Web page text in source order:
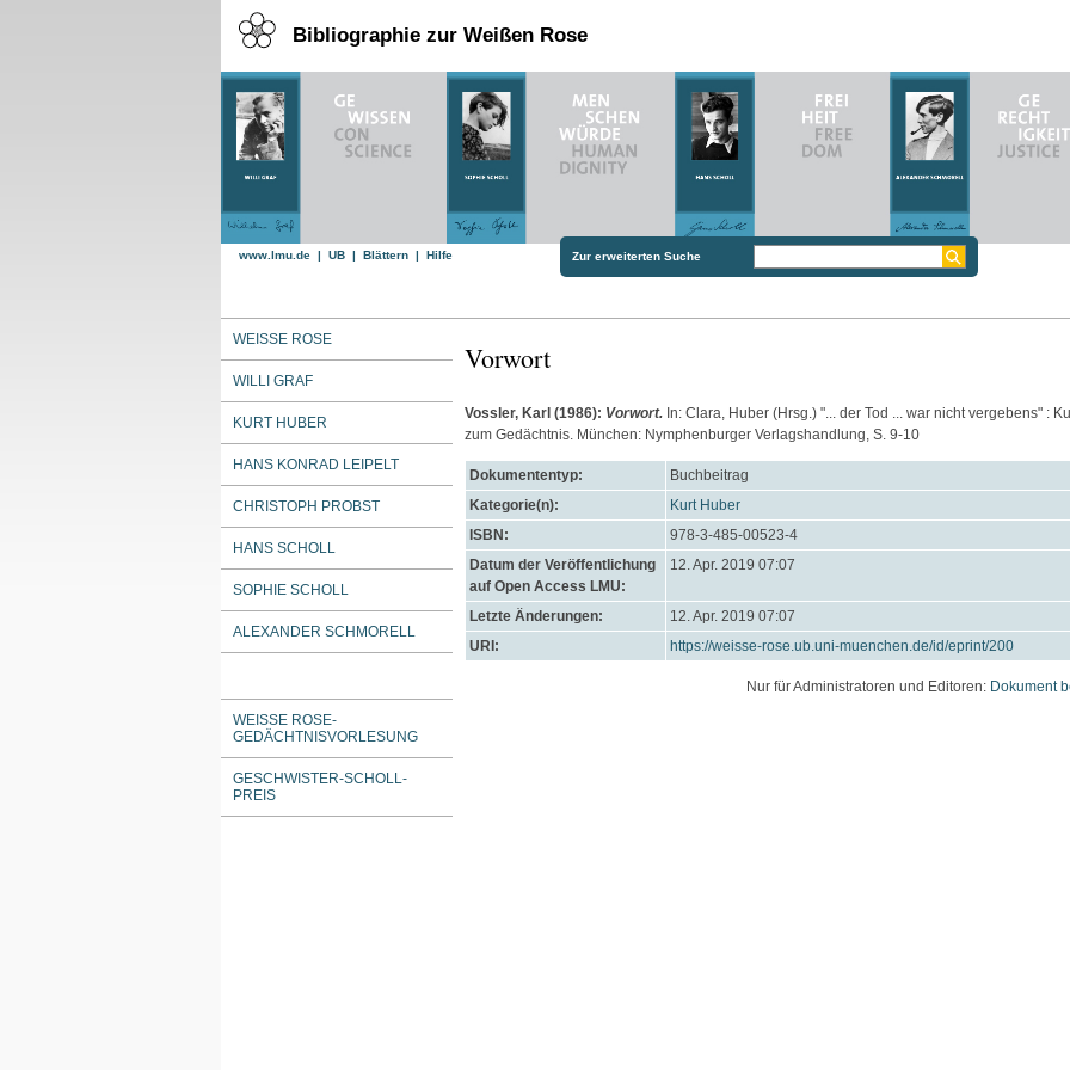
Bibliographie zur Weißen Rose
www.lmu.de| UB| Blättern| Hilfe Zur erweiterten Suche
WEISSE ROSE
WILLI GRAF
KURT HUBER
HANS KONRAD LEIPELT
CHRISTOPH PROBST
HANS SCHOLL
SOPHIE SCHOLL
ALEXANDER SCHMORELL
WEISSE ROSE-G
EDÄCHTNISVORLESUNG
GESCHWISTER-SCHOLL-
PREIS
Vorwort
Vossler, Karl (1986): Vorwort. In: Clara, Huber(Hrsg.) "... der Tod ... war nicht vergebens" :
zum Gedächtnis. München: Nymphenburger Verlagshandlung, S. 9-10
Dokumententyp:
Buchbeitrag
Kategorie(n):
Kurt Huber
ISBN:
978-3-485-00523-4
Datum der Veröffentlichung
auf Open Access LMU:
12. Apr. 2019 07:07
Letzte Änderungen:
12. Apr. 2019 07:07
URI:
https://weisse-rose.ub.uni-muenchen.de/id/eprint/200
Nur für Administratoren und Editoren: Dokument